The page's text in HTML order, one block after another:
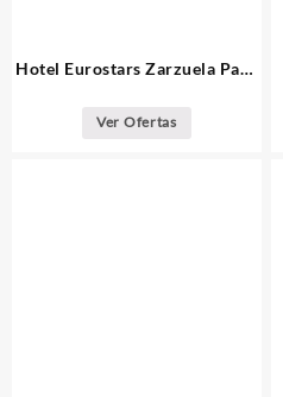
Hotel Eurostars Zarzuela Park
Ver Ofertas